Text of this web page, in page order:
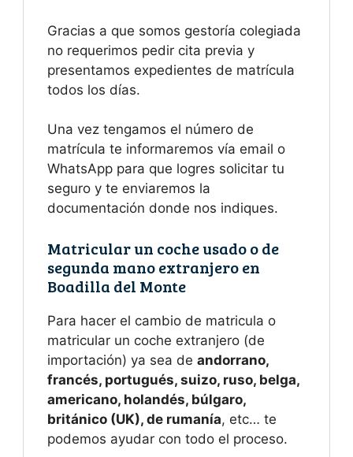
Gracias a que somos gestoría colegiada
no requerimos pedir cita previa y
presentamos expedientes de matrícula
todos los días.
Una vez tengamos el número de
matrícula te informaremos vía email o
WhatsApp para que logres solicitar tu
seguro y te enviaremos la
documentación donde nos indiques.
Matricular un coche usado o de
segunda mano extranjero en
Boadilla del Monte
Para hacer el cambio de matricula o
matricular un coche extranjero (de
importación) ya sea de andorrano,
francés, portugués, suizo, ruso, belga,
americano, holandés, búlgaro,
británico (UK), de rumanía, etc… te
podemos ayudar con todo el proceso.